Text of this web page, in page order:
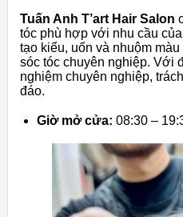
Tuấn Anh T’art Hair Salon
tóc phù hợp với nhu cầu
tạo kiểu, uốn và nhuộm
sóc tóc chuyên nghiệp. Với
nghiệm chuyên nghiệp,
đáo.
Giờ mở cửa: 08:30 –